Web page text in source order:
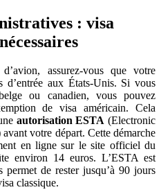
: visa
assurez-vous que votre
d’entrée aux États-Unis. Si vous
ou canadien, vous pouvez
de visa américain. Cela
autorisation ESTA (Electronic
votre départ. Cette démarche
en ligne sur le site officiel du
environ 14 euros. L’ESTA est
de rester jusqu’à 90 jours
classique.